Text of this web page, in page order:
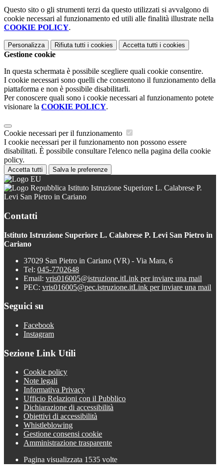
Questo sito o gli strumenti terzi da questo utilizzati si avvalgono di
cookie necessari al funzionamento ed utili alle finalità illustrate nella
COOKIE POLICY.
Personalizza Rifiuta tutti i cookies Accetta tutti i cookies
Gestione cookie
In questa schermata è possibile scegliere quali cookie consentire.
I cookie necessari sono quelli che consentono il funzionamento della
piattaforma e non è possibile disabilitarli.
Per conoscere quali sono i cookie necessari al funzionamento potete
visionare la COOKIE POLICY.
Cookie necessari per il funzionamento
I cookie necessari per il funzionamento non possono essere
disabilitati. È possibile consultare l'elenco nella pagina della cookie
policy.
Accetta tutti Salva le preferenze
Istituto Istruzione Superiore L. Calabrese P.
Levi San Pietro in Cariano
Contatti
Istituto Istruzione Superiore L. Calabrese P. Levi San Pietro in
Cariano
37029 San Pietro in Cariano (VR) - Via Mara, 6
Tel: 045-7702648
Email: vris016005@istruzione.itLink per inviare una mail
PEC: vris016005@pec.istruzione.itLink per inviare una mail
Seguici su
Facebook
Instagram
Sezione Link Utili
Cookie policy
Note legali
Informativa Privacy
Ufficio Relazioni con il Pubblico
Dichiarazione di accessibilità
Obiettivi di accessibilità
Whistleblowing
Gestione consensi cookie
Amministrazione trasparente
Pagina visualizzata 1535 volte